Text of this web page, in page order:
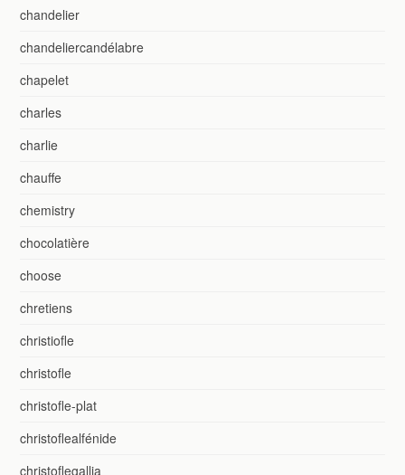
chandelier
chandeliercandélabre
chapelet
charles
charlie
chauffe
chemistry
chocolatière
choose
chretiens
christiofle
christofle
christofle-plat
christoflealfénide
christoflegallia